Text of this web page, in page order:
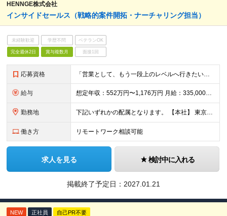
HENNGE株式会社
インサイドセールス（戦略的案件開拓・ナーチャリング担当）
未経験歓迎 学歴不問 ベテランOK
完全週休2日 賞与複数月 面接1回
応募資格 「営業として、もう一段上のレベルへ行きたい」という意欲を重視します。 ・IT業界未経験OK: 専門知識は入社後に習得可能です。 ・必須要件: 法人営業経験（2年以上）。 ・具体例: 産業用ソフト（CA
給与 想定年収：552万円〜1,176万円 月給：335,000円〜735,000円 （うち固定残業代45,000円〜86,000円／20時間分を含む） ※20時間を超える時間外労働分は別途支給 昇給：年1
勤務地 下記いずれかの配属となります。 【本社】 東京都渋谷区南平台町16-28 Daiwa渋谷スクエア ・名古屋オフィス ・大阪オフィス ・福岡オフィス ※東京／大阪で積極採用中となります。 (変更
働き方 リモートワーク相談可能
求人を見る 検討中に入れる
掲載終了予定日： 2027.01.21
NEW 正社員 自己PR不要